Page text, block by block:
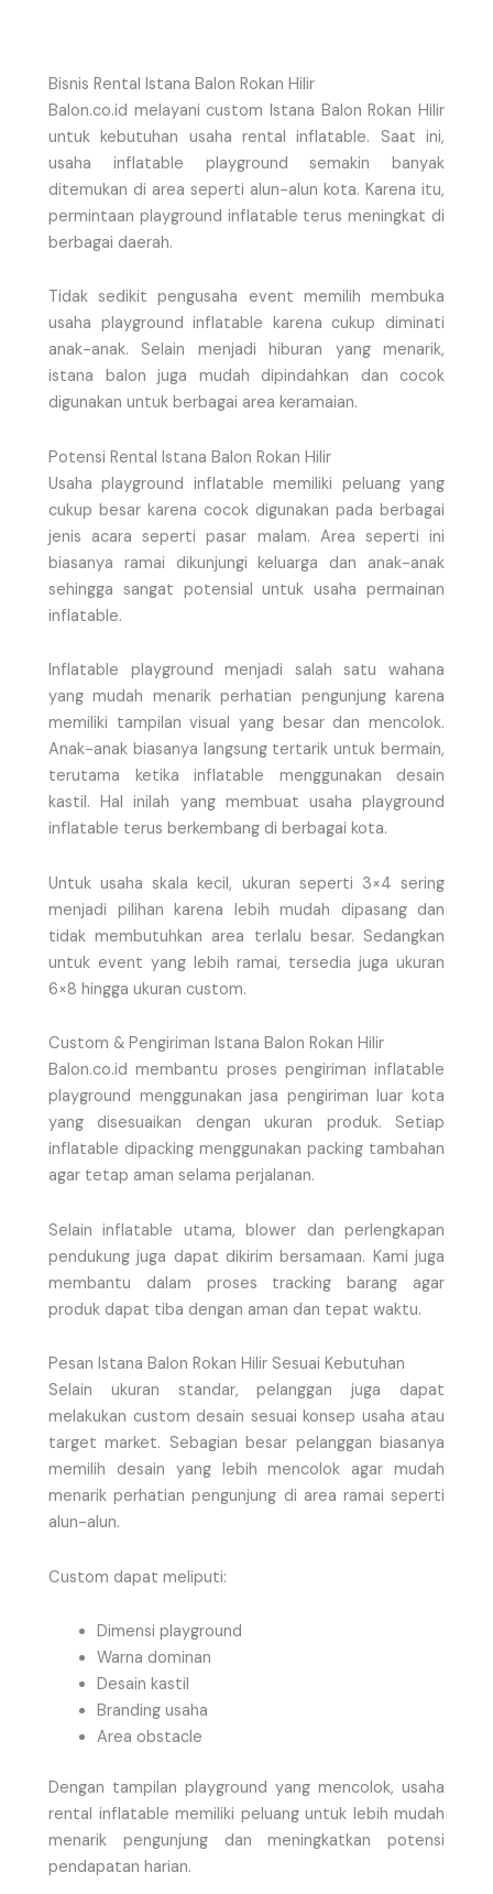
Bisnis Rental Istana Balon Rokan Hilir
Balon.co.id melayani custom Istana Balon Rokan Hilir
untuk kebutuhan usaha rental inflatable. Saat ini,
usaha inflatable playground semakin banyak
ditemukan di area seperti alun-alun kota. Karena itu,
permintaan playground inflatable terus meningkat di
berbagai daerah.
Tidak sedikit pengusaha event memilih membuka
usaha playground inflatable karena cukup diminati
anak-anak. Selain menjadi hiburan yang menarik,
istana balon juga mudah dipindahkan dan cocok
digunakan untuk berbagai area keramaian.
Potensi Rental Istana Balon Rokan Hilir
Usaha playground inflatable memiliki peluang yang
cukup besar karena cocok digunakan pada berbagai
jenis acara seperti pasar malam. Area seperti ini
biasanya ramai dikunjungi keluarga dan anak-anak
sehingga sangat potensial untuk usaha permainan
inflatable.
Inflatable playground menjadi salah satu wahana
yang mudah menarik perhatian pengunjung karena
memiliki tampilan visual yang besar dan mencolok.
Anak-anak biasanya langsung tertarik untuk bermain,
terutama ketika inflatable menggunakan desain
kastil. Hal inilah yang membuat usaha playground
inflatable terus berkembang di berbagai kota.
Untuk usaha skala kecil, ukuran seperti 3×4 sering
menjadi pilihan karena lebih mudah dipasang dan
tidak membutuhkan area terlalu besar. Sedangkan
untuk event yang lebih ramai, tersedia juga ukuran
6×8 hingga ukuran custom.
Custom & Pengiriman Istana Balon Rokan Hilir
Balon.co.id membantu proses pengiriman inflatable
playground menggunakan jasa pengiriman luar kota
yang disesuaikan dengan ukuran produk. Setiap
inflatable dipacking menggunakan packing tambahan
agar tetap aman selama perjalanan.
Selain inflatable utama, blower dan perlengkapan
pendukung juga dapat dikirim bersamaan. Kami juga
membantu dalam proses tracking barang agar
produk dapat tiba dengan aman dan tepat waktu.
Pesan Istana Balon Rokan Hilir Sesuai Kebutuhan
Selain ukuran standar, pelanggan juga dapat
melakukan custom desain sesuai konsep usaha atau
target market. Sebagian besar pelanggan biasanya
memilih desain yang lebih mencolok agar mudah
menarik perhatian pengunjung di area ramai seperti
alun-alun.
Custom dapat meliputi:
Dimensi playground
Warna dominan
Desain kastil
Branding usaha
Area obstacle
Dengan tampilan playground yang mencolok, usaha
rental inflatable memiliki peluang untuk lebih mudah
menarik pengunjung dan meningkatkan potensi
pendapatan harian.